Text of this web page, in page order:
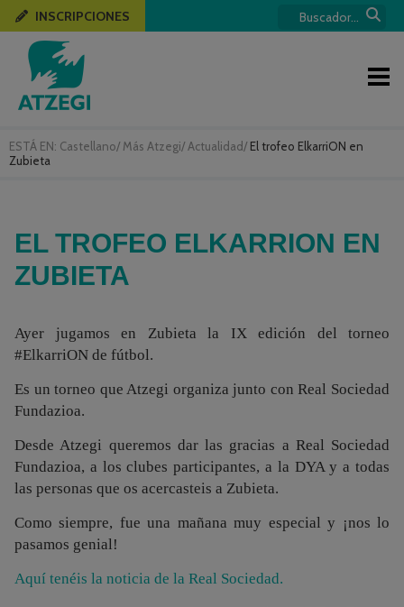
ESTÁ EN: Castellano/ Más Atzegi/ Actualidad/ El trofeo ElkarriON en
Zubieta
INSCRIPCIONES
EL TROFEO ELKARRION EN
ZUBIETA
Ayer jugamos en Zubieta la IX edición del torneo
#ElkarriON de fútbol.
Es un torneo que Atzegi organiza junto con Real Sociedad
Fundazioa.
Desde Atzegi queremos dar las gracias a Real Sociedad
Fundazioa, a los clubes participantes, a la DYA y a todas
las personas que os acercasteis a Zubieta.
Como siempre, fue una mañana muy especial y ¡nos lo
pasamos genial!
Aquí tenéis la noticia de la Real Sociedad.